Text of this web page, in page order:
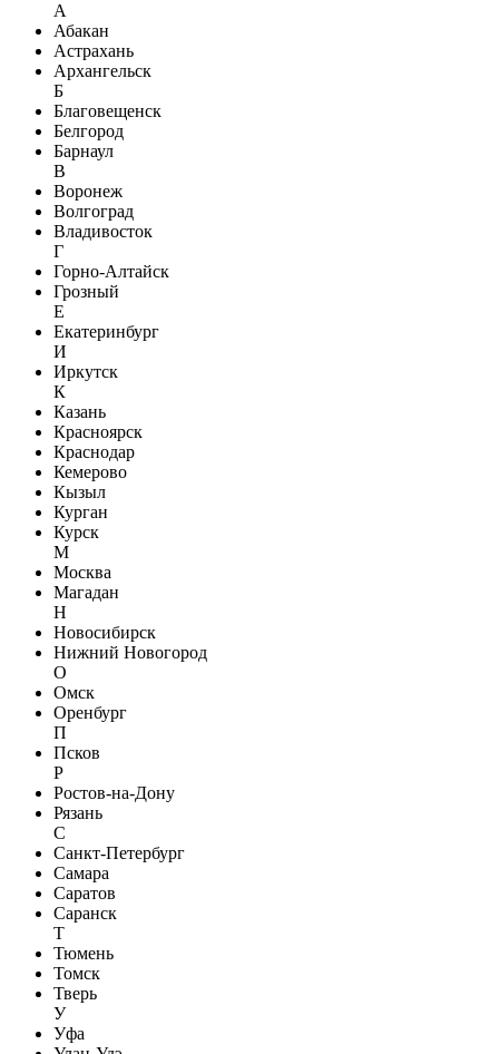
А
Абакан
Астрахань
Архангельск
Б
Благовещенск
Белгород
Барнаул
В
Воронеж
Волгоград
Владивосток
Г
Горно-Алтайск
Грозный
Е
Екатеринбург
И
Иркутск
К
Казань
Красноярск
Краснодар
Кемерово
Кызыл
Курган
Курск
М
Москва
Магадан
Н
Новосибирск
Нижний Новогород
О
Омск
Оренбург
П
Псков
Р
Ростов-на-Дону
Рязань
С
Санкт-Петербург
Самара
Саратов
Саранск
Т
Тюмень
Томск
Тверь
У
Уфа